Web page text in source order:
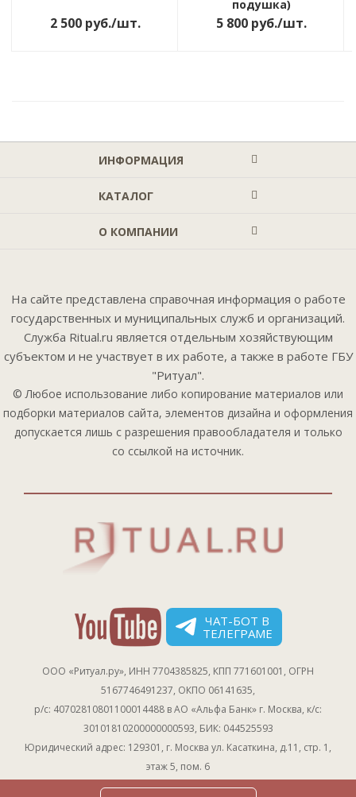
2 500руб./шт.
подушка)
5 800руб./шт.
ИНФОРМАЦИЯ
КАТАЛОГ
О КОМПАНИИ
На сайте представлена справочная информация о работе
государственных и муниципальных служб и организаций.
Служба Ritual.ru является отдельным хозяйствующим
субъектом и не участвует в их работе, а также в работе ГБУ
"Ритуал".
© Любое использование либо копирование материалов или
подборки материалов сайта, элементов дизайна и оформления
допускается лишь с разрешения правообладателя и только
со ссылкой на источник.
ЧАТ-БОТ В
ТЕЛЕГРАМЕ
ООО «Ритуал.ру», ИНН 7704385825, КПП 771601001, ОГРН
5167746491237, ОКПО 06141635,
р/с: 40702810801100014488 в АО «Альфа Банк» г. Москва, к/с:
30101810200000000593, БИК: 044525593
Юридический адрес: 129301, г. Москва ул. Касаткина, д.11, стр. 1,
этаж 5, пом. 6
Публичный договор - оферта о продаже товаров